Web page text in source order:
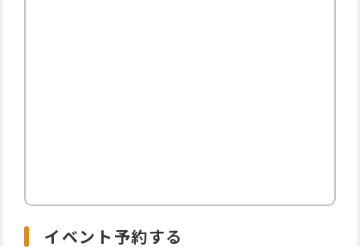
イベント予約する